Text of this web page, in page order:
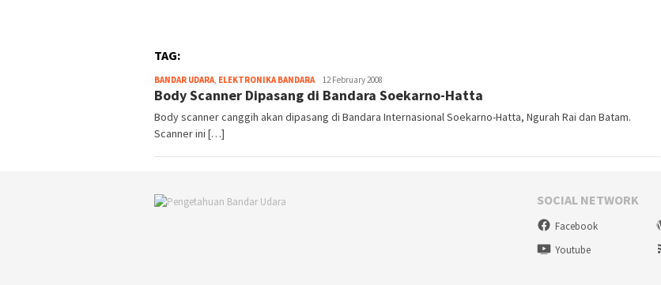
TAG:
BANDAR UDARA, ELEKTRONIKA BANDARAWebmaster
12 February 2008
Body Scanner Dipasang di Bandara Soekarno-Hatta
Body scanner canggih akan dipasang di Bandara Internasional Soekarno-Hatta, Ngurah Rai dan Batam.
Scanner ini […]
SOCIAL NETWORK
Facebook
Youtube